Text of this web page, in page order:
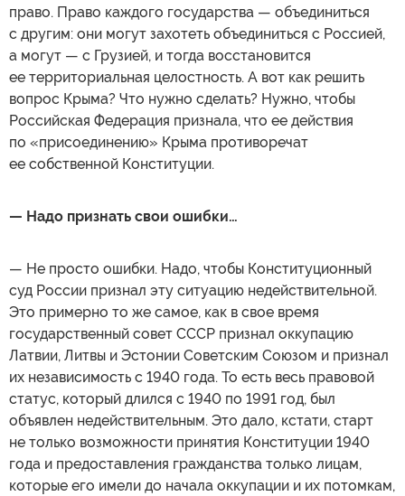
право. Право каждого государства — объединиться
с другим: они могут захотеть объединиться с Россией,
а могут — с Грузией, и тогда восстановится
ее территориальная целостность. А вот как решить
вопрос Крыма? Что нужно сделать? Нужно, чтобы
Российская Федерация признала, что ее действия
по «присоединению» Крыма противоречат
ее собственной Конституции.
— Надо признать свои ошибки…
— Не просто ошибки. Надо, чтобы Конституционный
суд России признал эту ситуацию недействительной.
Это примерно то же самое, как в свое время
государственный совет СССР признал оккупацию
Латвии, Литвы и Эстонии Советским Союзом и признал
их независимость с 1940 года. То есть весь правовой
статус, который длился с 1940 по 1991 год, был
объявлен недействительным. Это дало, кстати, старт
не только возможности принятия Конституции 1940
года и предоставления гражданства только лицам,
которые его имели до начала оккупации и их потомкам,